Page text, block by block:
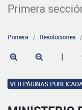
Primera
Primera Resoluciones
|
VER PÁGINAS